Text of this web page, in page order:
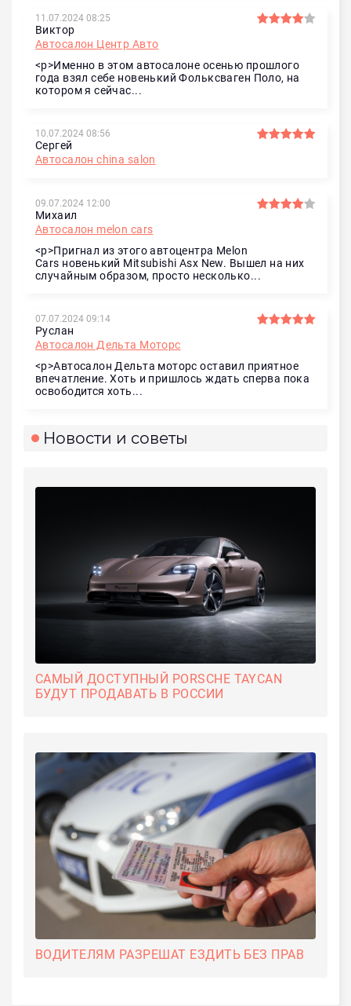
11.07.2024 08:25
Виктор
Автосалон Центр Авто
<p>Именно в этом автосалоне осенью прошлого
года взял себе новенький Фольксваген Поло, на
котором я сейчас...
10.07.2024 08:56
Сергей
Автосалон china salon
09.07.2024 12:00
Михаил
Автосалон melon cars
<p>Пригнал из этого автоцентра Melon
Cars новенький Mitsubishi Asx New. Вышел на них
случайным образом, просто несколько...
07.07.2024 09:14
Руслан
Автосалон Дельта Моторс
<p>Автосалон Дельта моторс оставил приятное
впечатление. Хоть и пришлось ждать сперва пока
освободится хоть...
Новости и советы
САМЫЙ ДОСТУПНЫЙ PORSCHE TAYCAN
БУДУТ ПРОДАВАТЬ В РОССИИ
ВОДИТЕЛЯМ РАЗРЕШАТ ЕЗДИТЬ БЕЗ ПРАВ